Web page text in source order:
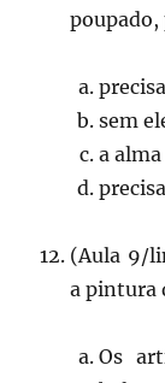
sem
a
(Aula 9/
a pintura
Os